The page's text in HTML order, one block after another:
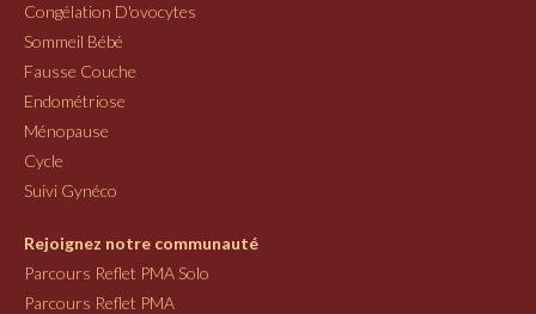
Congélation D'ovocytes
Sommeil Bébé
Fausse Couche
Endométriose
Ménopause
Cycle
Suivi Gynéco
Rejoignez notre communauté
Parcours Reflet PMA Solo
Parcours Reflet PMA